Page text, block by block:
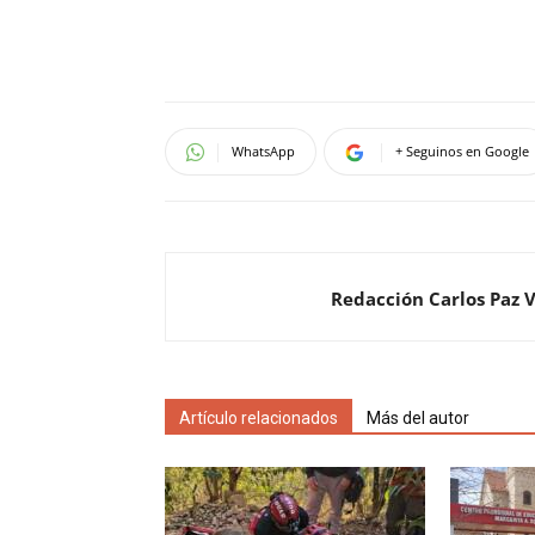
WhatsApp + Seguinos en Google
Redacción Carlos Paz
Artículo relacionados Más del autor